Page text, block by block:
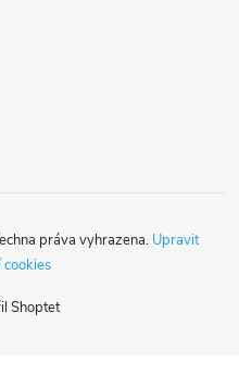
Shoptet
práva vyhrazena. Upravit
cookies